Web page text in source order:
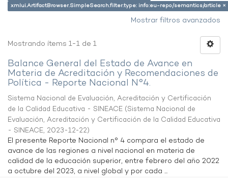
xmlui.ArtifactBrowser.SimpleSearch.filter.type: info:eu-repo/semantics/article ×
Mostrar filtros avanzados
Mostrando ítems 1-1 de 1
Balance General del Estado de Avance en
Materia de Acreditación y Recomendaciones de
Política - Reporte Nacional N°4.
Sistema Nacional de Evaluación, Acreditación y Certificación
de la Calidad Educativa - SINEACE (Sistema Nacional de
Evaluación, Acreditación y Certificación de la Calidad Educativa
- SINEACE, 2023-12-22)
El presente Reporte Nacional n° 4 compara el estado de
avance de las regiones a nivel nacional en materia de
calidad de la educación superior, entre febrero del año 2022
a octubre del 2023, a nivel global y por cada ...